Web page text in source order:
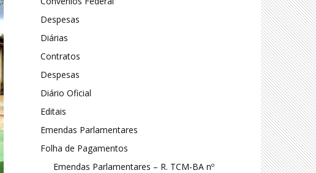
Despesas
Diárias
Contratos
Despesas
Diário Oficial
Editais
Emendas Parlamentares
Folha de Pagamentos
Emendas Parlamentares – R. TCM-BA nº